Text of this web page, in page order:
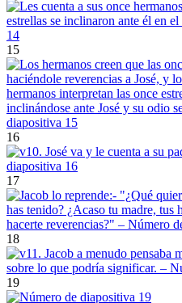
15
16
17
18
19